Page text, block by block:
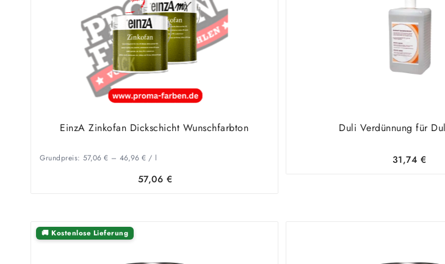
EinzA Zinkofan Dickschicht Wunschfarbton
Grundpreis: 57,06 € – 46,96 €/ l
57,06 €
Duli Verdünnung für
31,74 €
🚚 Kostenlose Lieferung